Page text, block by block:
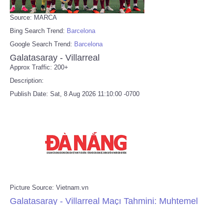
Source: MARCA
Bing Search Trend: Barcelona
Google Search Trend: Barcelona
Galatasaray - Villarreal
Approx Traffic: 200+
Description:
Publish Date: Sat, 8 Aug 2026 11:10:00 -0700
Picture Source: Vietnam.vn
Galatasaray - Villarreal Maçı Tahmini: Muhtemel